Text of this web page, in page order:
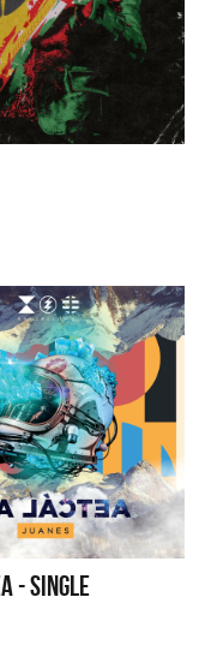
- SINGLE